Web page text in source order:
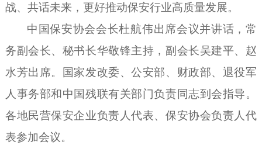
战、共话未来，更好推动保安行业高质量发展。
中国保安协会会长杜航伟出席会议并讲话，常
务副会长、秘书长华敬锋主持，副会长吴建平、赵
水芳出席。国家发改委、公安部、财政部、退役军
人事务部和中国残联有关部门负责同志到会指导。
各地民营保安企业负责人代表、保安协会负责人代
表参加会议。